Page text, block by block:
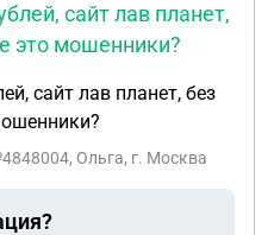
сайт лав планет,
это мошенники?
сайт лав планет, без
Ольга, г. Москва